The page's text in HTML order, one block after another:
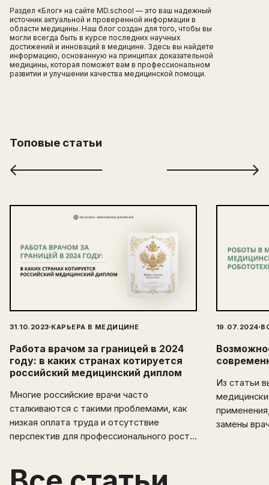
Раздел «Блог» на сайте MD.school — это ваш надежный
источник актуальной и проверенной информации в
области медицины. Наш блог создан для того, чтобы вы
могли всегда быть в курсе последних научных
достижений и инноваций в медицине. Здесь вы найдете
информацию, основанную на принципах доказательной
медицины, которая поможет вам в профессиональном
развитии и улучшении качества медицинской помощи.
Топовые статьи
31.10.2023·КАРЬЕРА В МЕДИЦИНЕ
Работа врачом за границей в 2024
году: в каких странах котируется
российский медицинский диплом
Многие российские врачи часто
сталкиваются с такими проблемами, как
низкая оплата труда и отсутствие
перспектив для профессионального роста.
горизонты и возможности. В этой статье
19.07.2024·
Из статьи
замены